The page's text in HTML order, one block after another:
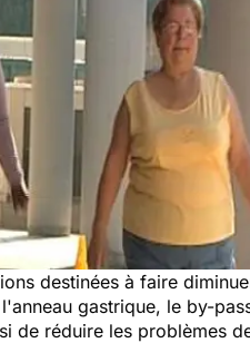
destinées à faire
gastrique, le by-
de réduire les problèmes